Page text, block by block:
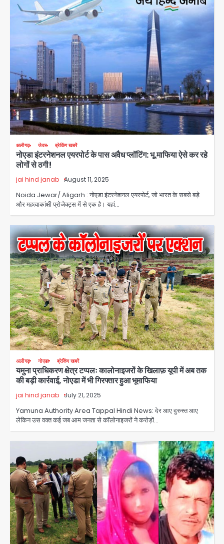
अलीगढ़ जेवर ब्रेकिंग खबरें
नोएडा इंटरनेशनल एयरपोर्ट के पास अवैध प्लॉटिंग: भू.माफिया ऐसे कर रहे
लोगों से ठगी!
jai hind janab August 11, 2025
Noida Jewar/ Aligarh : नोएडा इंटरनेशनल एयरपोर्ट, जो भारत के सबसे बड़े
और महत्वाकांक्षी प्रोजेक्ट्स में से एक है। यहां…
अलीगढ़ नोएडा ब्रेकिंग खबरें
यमुना प्राधिकरण क्षेत्र टप्पलः कालोनाइजरों के खिलाफ़ यूपी में अब तक
की बड़ी कार्रवाई, नोएडा में भी गिरफ्तार हुआ भूमाफिया
jai hind janab July 21, 2025
Yamuna Authority Area Tappal Hindi News: देर आए दुरुस्त आए
लेकिन उस वक्त कई जब आम जनता से कॉलोनाइजरों ने करोड़ों…